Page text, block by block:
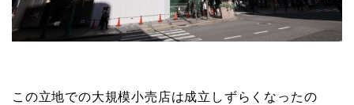
この立地での大規模小売店は成立しずらくなったの